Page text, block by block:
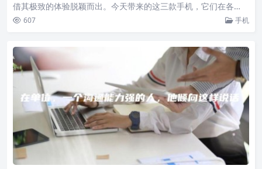
借其极致的体验脱颖而出。今天带来的这三款手机，它们在各…
607 手机